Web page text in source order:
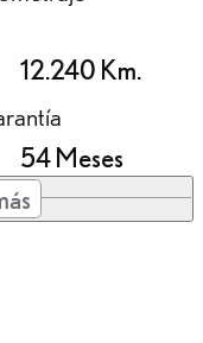
12.240 Km.
54 Meses